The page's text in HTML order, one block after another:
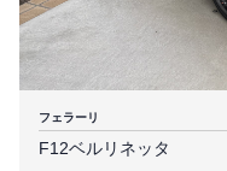
フェラーリ
F12ベルリネッタ